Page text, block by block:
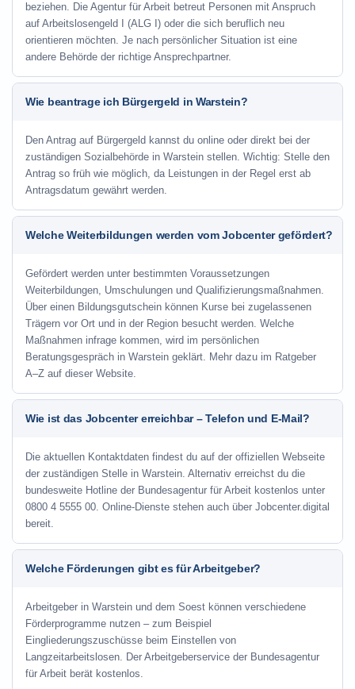
beziehen. Die Agentur für Arbeit betreut Personen mit Anspruch
auf Arbeitslosengeld I (ALG I) oder die sich beruflich neu
orientieren möchten. Je nach persönlicher Situation ist eine
andere Behörde der richtige Ansprechpartner.
Wie beantrage ich Bürgergeld in Warstein?
Den Antrag auf Bürgergeld kannst du online oder direkt bei der
zuständigen Sozialbehörde in Warstein stellen. Wichtig: Stelle den
Antrag so früh wie möglich, da Leistungen in der Regel erst ab
Antragsdatum gewährt werden.
Welche Weiterbildungen werden vom Jobcenter gefördert?
Gefördert werden unter bestimmten Voraussetzungen
Weiterbildungen, Umschulungen und Qualifizierungsmaßnahmen.
Über einen Bildungsgutschein können Kurse bei zugelassenen
Trägern vor Ort und in der Region besucht werden. Welche
Maßnahmen infrage kommen, wird im persönlichen
Beratungsgespräch in Warstein geklärt. Mehr dazu im Ratgeber
A–Z auf dieser Website.
Wie ist das Jobcenter erreichbar – Telefon und E-Mail?
Die aktuellen Kontaktdaten findest du auf der offiziellen Webseite
der zuständigen Stelle in Warstein. Alternativ erreichst du die
bundesweite Hotline der Bundesagentur für Arbeit kostenlos unter
0800 4 5555 00. Online-Dienste stehen auch über Jobcenter.digital
bereit.
Welche Förderungen gibt es für Arbeitgeber?
Arbeitgeber in Warstein und dem Soest können verschiedene
Förderprogramme nutzen – zum Beispiel
Eingliederungszuschüsse beim Einstellen von
Langzeitarbeitslosen. Der Arbeitgeberservice der Bundesagentur
für Arbeit berät kostenlos.